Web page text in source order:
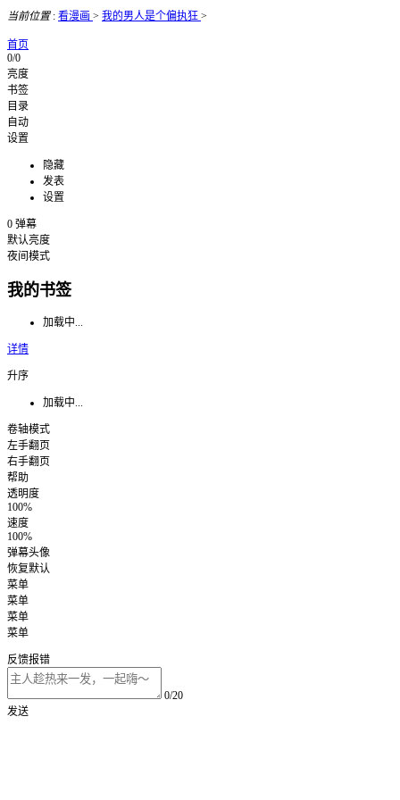
当前位置: 看漫画 > 我的男人是个偏执狂 >
首页
0/0
亮度
书签
目录
自动
设置
隐藏
发表
设置
0 弹幕
默认亮度
夜间模式
我的书签
加载中...
详情
升序
加载中...
卷轴模式
左手翻页
右手翻页
帮助
透明度
100%
速度
100%
弹幕头像
恢复默认
菜单
菜单
菜单
菜单
反馈报错
0/20
发送